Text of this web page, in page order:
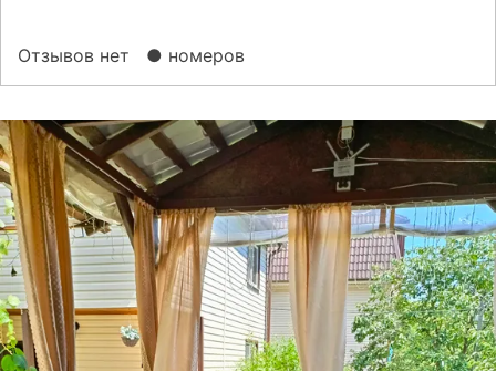
Отзывов нет ● номеров